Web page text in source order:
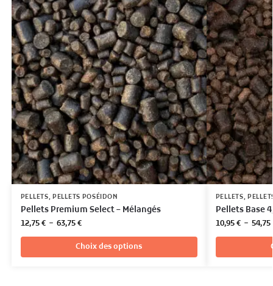
PELLETS,PELLETS POSÉIDON
Pellets Premium Select – Mélangés
12,75€ – 63,75€
Choix des options
PELLETS,
Pellets Base
10,95€ – 54,75